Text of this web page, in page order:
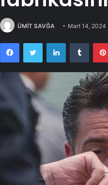
ÜMİT SAVĞA Mart 14, 2024
FacebookTwitter LinkedIn